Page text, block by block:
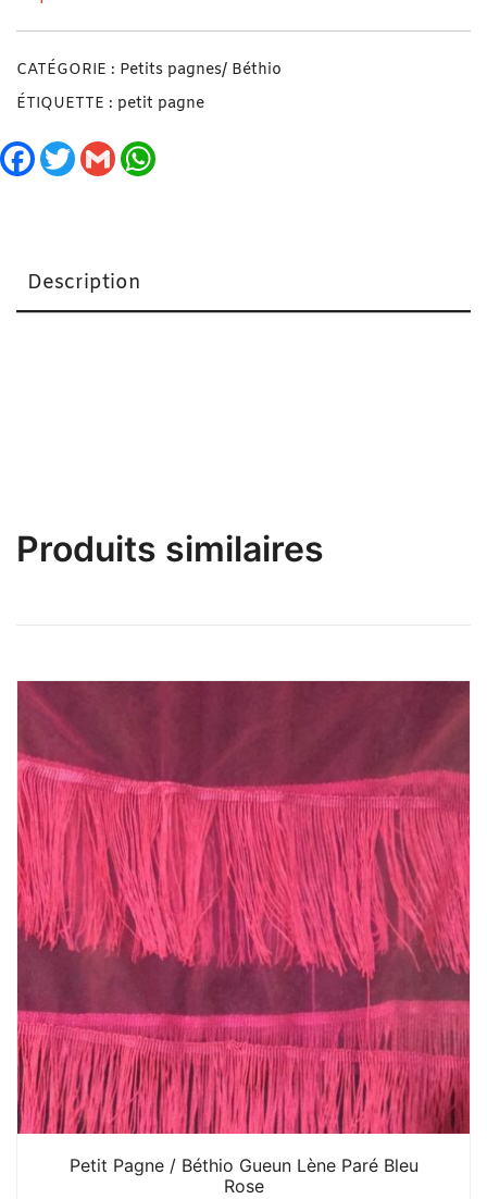
CATÉGORIE : Petits pagnes/ Béthio
ÉTIQUETTE : petit pagne
Facebook
TwitterGmail
Description
Produits similaires
Petit Pagne / Béthio Gueun Lène Paré Bleu
Rose